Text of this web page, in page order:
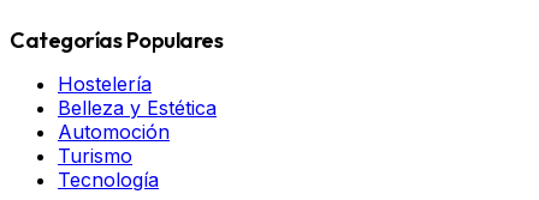
Categorías Populares
Hostelería
Belleza y Estética
Automoción
Turismo
Tecnología